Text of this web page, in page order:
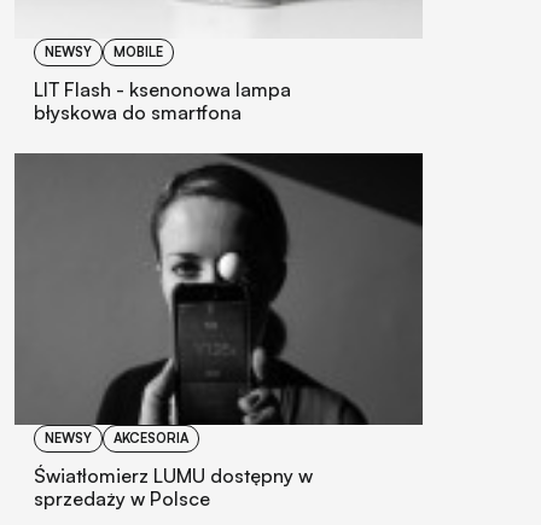
NEWSY MOBILE
LIT Flash - ksenonowa lampa
błyskowa do smartfona
NEWSY AKCESORIA
Światłomierz LUMU dostępny w
sprzedaży w Polsce